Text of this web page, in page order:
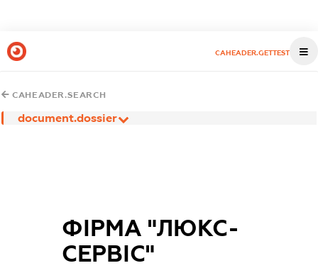
CAHEADER.GETTEST
CAHEADER.SEARCH
document.dossier
ФІРМА "ЛЮКС-
СЕРВІС"